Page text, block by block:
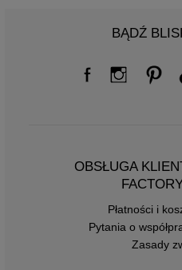
BĄDŹ
OBSŁUGA
Płatności i
Pytania o
Zasady